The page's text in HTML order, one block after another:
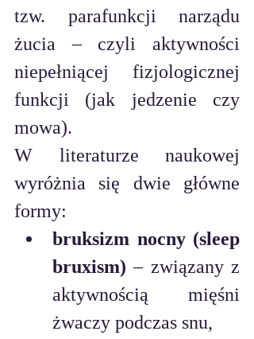
tzw. parafunkcji narządu
żucia – czyli aktywności
niepełniącej fizjologicznej
funkcji (jak jedzenie czy
mowa).
W literaturze naukowej
wyróżnia się dwie główne
formy:
bruksizm nocny (sleep
bruxism) – związany z
aktywnością mięśni
żwaczy podczas snu,